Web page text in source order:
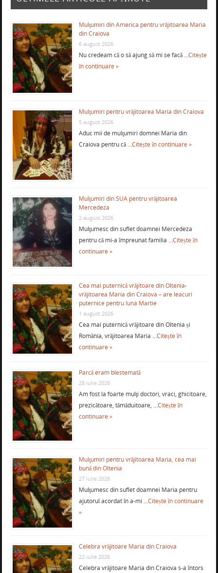
Mulţumiri din America pentru vrăjitoarea Maria
din Craiova
6 august 2026
Nu credeam că o să ajung să mi se facă …Citește
în continuare »
Mulţumiri pentru vrăjitoarea Maria din Craiova
5 august 2026
Aduc mii de mulţumiri domnei Maria din
Craiova pentru că …Citește în continuare »
Mulţumiri din SUA pentru vrăjitoarea
Mercedeza
2 august 2026
Mulţumesc din suflet doamnei Mercedeza
pentru că mi-a împreunat familia …Citește în
continuare »
Cea mai puternică vrăjitoare din Oltenia-
vrăjitoarea Maria din Craiova – are leacuri
puternice pentru luna Martie
1 august 2026
Cea mai puternică vrăjitoare din Oltenia și
România, vrăjitoarea Maria …Citește în
continuare »
Parcă eram blestemată
28 iulie 2026
Am fost la foarte mulţi doctori, vraci, ghicitoare,
prezicătoare, tămăduitoare, …Citește în
continuare »
Mulţumiri pentru vrăjitoarea Maria, cea mai
bună din Oltenia
27 iulie 2026
Mulţumesc din suflet doamnei Maria pentru
ajutorul acordat în a-mi …Citește în continuare
»
Celebra vrăjitoare Maria din Craiova
22 iulie 2026
Celebra vrăjitoare Maria din Craiova s-a întors